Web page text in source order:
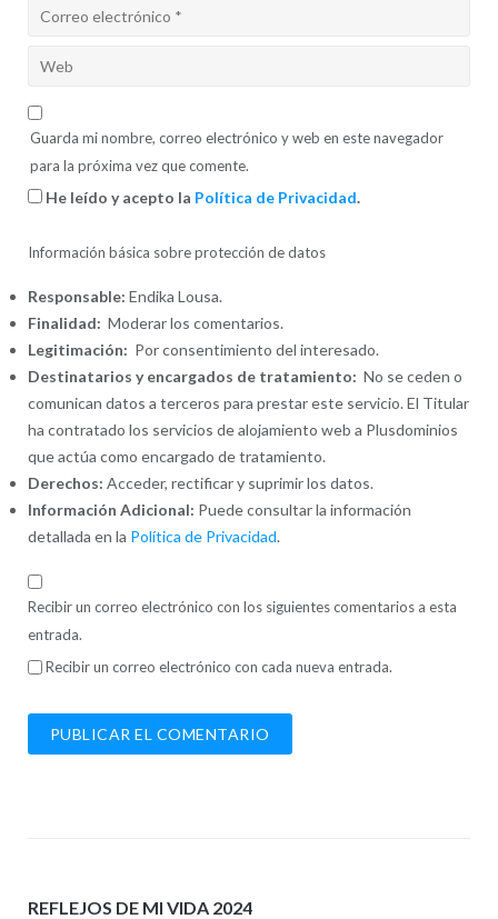
Guarda mi nombre, correo electrónico y web en este navegador
para la próxima vez que comente.
He leído y acepto la Política de Privacidad.
Información básica sobre protección de datos
Responsable: Endika Lousa.
Finalidad: Moderar los comentarios.
Legitimación: Por consentimiento del interesado.
Destinatarios y encargados de tratamiento: No se ceden o
comunican datos a terceros para prestar este servicio. El Titular
ha contratado los servicios de alojamiento web a Plusdominios
que actúa como encargado de tratamiento.
Derechos: Acceder, rectificar y suprimir los datos.
Información Adicional: Puede consultar la información
detallada en la Política de Privacidad.
Recibir un correo electrónico con los siguientes comentarios a esta
entrada.
Recibir un correo electrónico con cada nueva entrada.
REFLEJOS DE MI VIDA 2024